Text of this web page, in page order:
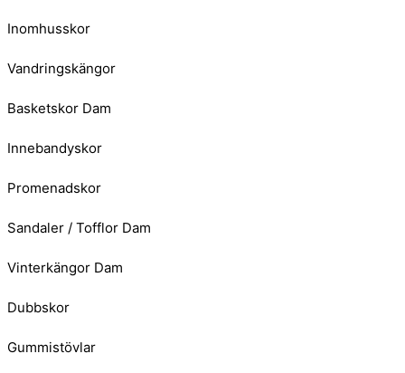
Inomhusskor
Vandringskängor
Basketskor Dam
Innebandyskor
Promenadskor
Sandaler / Tofflor Dam
Vinterkängor Dam
Dubbskor
Gummistövlar